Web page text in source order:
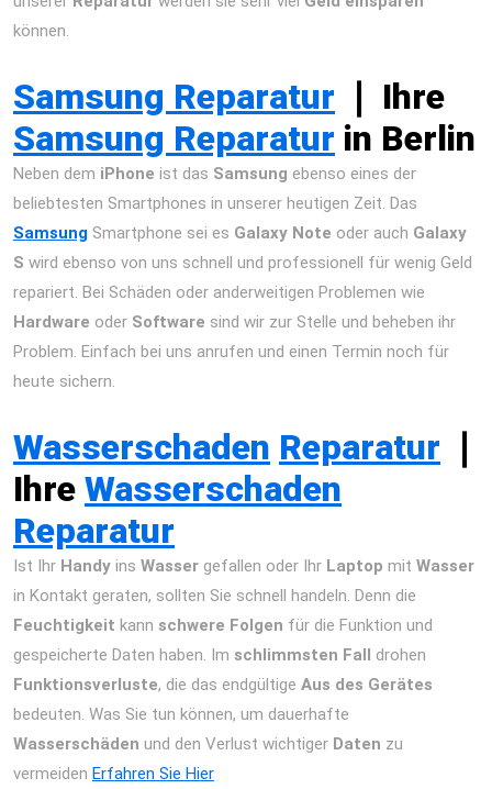
können.
Samsung Reparatur
Ihre
Samsung Reparatur in Berlin
Neben dem iPhone ist das Samsung ebenso eines der
beliebtesten Smartphones in unserer heutigen Zeit. Das
Samsung Smartphone sei es Galaxy Note oder auch Galaxy
S wird ebenso von uns schnell und professionell für wenig Geld
repariert. Bei Schäden oder anderweitigen Problemen wie
Hardware oder Software sind wir zur Stelle und beheben ihr
Problem. Einfach bei uns anrufen und einen Termin noch für
heute sichern.
Wasserschaden Reparatur
Ihre Wasserschaden
Reparatur
Ist Ihr Handy ins Wasser gefallen oder Ihr Laptop mit Wasser
in Kontakt geraten, sollten Sie schnell handeln. Denn die
Feuchtigkeit kann schwere Folgen für die Funktion und
gespeicherte Daten haben. Im schlimmsten Fall drohen
Funktionsverluste, die das endgültige Aus des Gerätes
bedeuten. Was Sie tun können, um dauerhafte
Wasserschäden und den Verlust wichtiger Daten zu
vermeiden Erfahren Sie Hier